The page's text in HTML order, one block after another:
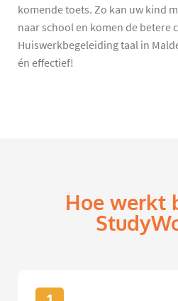
komende toets. Zo kan uw kind
naar school en komen de betere
Huiswerkbegeleiding taal in
én effectief!
Hoe werkt